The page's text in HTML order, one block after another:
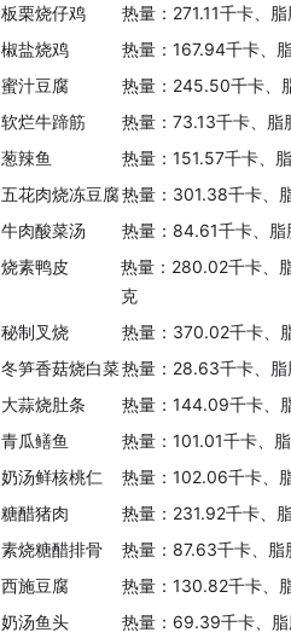
板栗烧仔鸡
热量：271.11千卡、
椒盐烧鸡
热量：167.94千卡、
蜜汁豆腐
热量：245.50千卡、
软烂牛蹄筋
热量：73.13千卡、
葱辣鱼
热量：151.57千卡、
五花肉烧冻豆腐热量：301.38千卡、
牛肉酸菜汤 热量：84.61千卡、
烧素鸭皮
热量：280.02千卡、
克
秘制叉烧
热量：370.02千卡、
冬笋香菇烧白菜热量：28.63千卡、
大蒜烧肚条
热量：144.09千卡、
青瓜鳝鱼
热量：101.01千卡、
奶汤鲜核桃仁
热量：102.06千卡、
糖醋猪肉
热量：231.92千卡、
素烧糖醋排骨
热量：87.63千卡、
西施豆腐
热量：130.82千卡、
奶汤鱼头 热量：69.39千卡、